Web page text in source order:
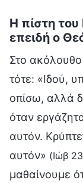
Η πίστη του
επειδή ο
Στο
τότε: «Ιδού,
οπίσω, αλλά
όταν
αυτόν.
αυτόν» (Ιώβ
μαθαίνουμε